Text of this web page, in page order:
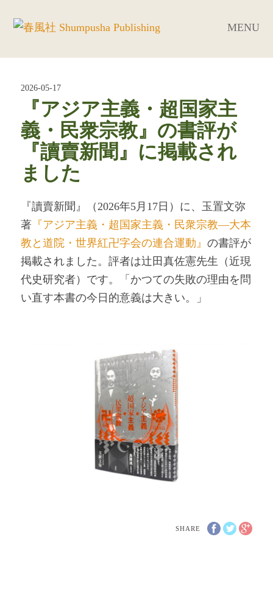
MENU
2026-05-17
『アジア主義・超国家主
義・民衆宗教』の書評が
『讀賣新聞』に掲載され
ました
『讀賣新聞』（2026年5月17日）に、玉置文弥
著 『アジア主義・超国家主義・民衆宗教―大本
教と道院・世界紅卍字会の連合運動』の書評が
掲載されました。評者は辻田真佐憲先生（近現
代史研究者）です。「かつての失敗の理由を問
い直す本書の今日的意義は大きい。」
SHARE